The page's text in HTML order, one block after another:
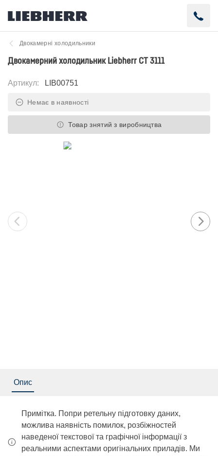
Двокамерні холодильники
Двокамерний холодильник Liebherr CT 3111
Артикул: LIB00751
Немає в наявності
Товар знятий з виробництва
Опис
Примітка. Попри ретельну підготовку даних,
можлива наявність помилок, розбіжностей
наведеної текстової та графічної інформації з
реальними аспектами оригінальних приладів. Ми